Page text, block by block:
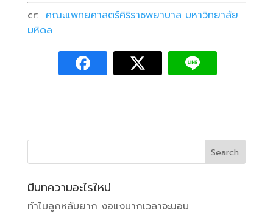
cr: คณะแพทยศาสตร์ศิริราชพยาบาล มหาวิทยาลัย
มหิดล
มีบทความอะไรใหม่
ทำไมลูกหลับยาก งอแงมากเวลาจะนอน